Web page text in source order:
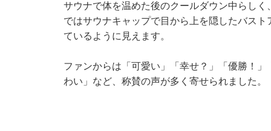
サウナで体を温めた後のクールダウン中らし
ではサウナキャップで目から上を隠したバス
ているように見えます。
ファンからは「可愛い」「幸せ？」「優勝！
わい」など、称賛の声が多く寄せられました。